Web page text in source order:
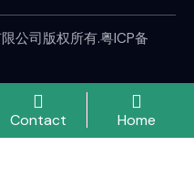
公司版权所有.粤ICP备
Contact Home